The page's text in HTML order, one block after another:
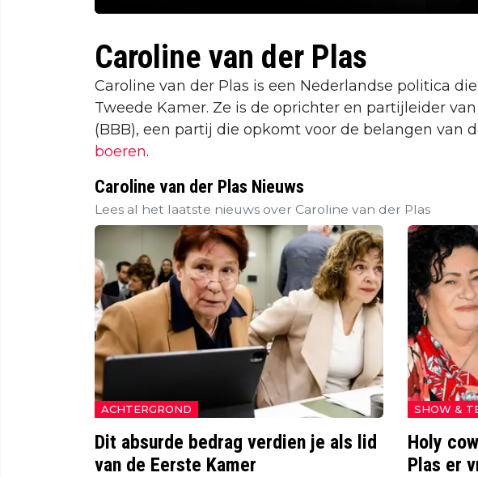
Caroline van der Plas
Caroline van der Plas is een Nederlandse politica
Tweede Kamer. Ze is de oprichter en partijleider
(BBB), een partij die opkomt voor de belangen van
boeren.
Caroline van der Plas Nieuws
Lees al het laatste nieuws over Caroline van der Plas
ACHTERGROND
Dit absurde bedrag verdien je als lid
van de Eerste Kamer
SHOW &
Holy
Plas er